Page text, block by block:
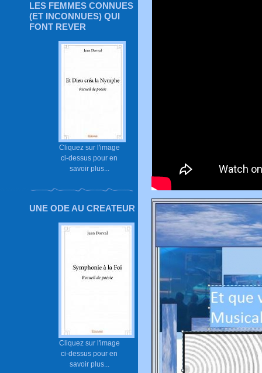
LES FEMMES CONNUES
(ET INCONNUES) QUI
FONT REVER
Cliquez sur l'image
ci-dessus pour en
savoir plus...
UNE ODE AU CREATEUR
Cliquez sur l'image
ci-dessus pour en
savoir plus...